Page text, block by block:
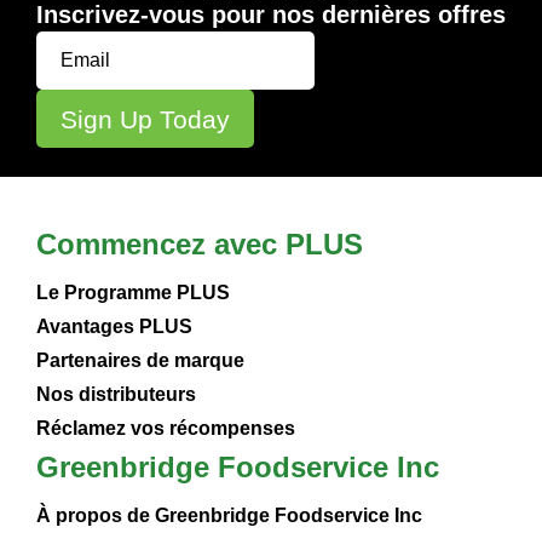
Inscrivez-vous pour nos dernières offres
Commencez avec PLUS
Le Programme PLUS
Avantages PLUS
Partenaires de marque
Nos distributeurs
Réclamez vos récompenses
Greenbridge Foodservice Inc
À propos de Greenbridge Foodservice Inc